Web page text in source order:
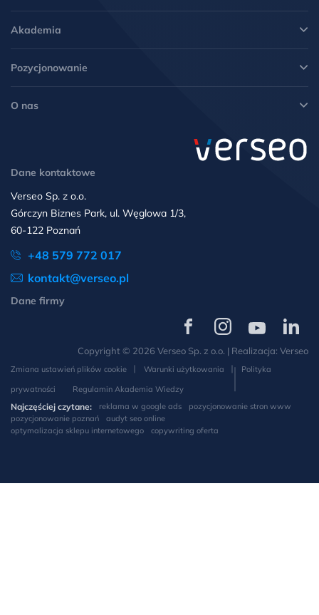
Akademia
Pozycjonowanie
O nas
Verseo
Facebooku
Verseo
na
Instagramie
na
YouTube
Verseo
na
LinkedIn
Dane kontaktowe
Verseo Sp. z o.o.
Górczyn Biznes Park, ul. Węglowa 1/3,
60-122 Poznań
+48 579 772 017
kontakt@verseo.pl
Dane firmy
Copyright © 2026 Verseo Sp. z o.o. | Realizacja: Verseo
Zmiana ustawień plików cookie Warunki użytkowania
Polityka
prywatności
Regulamin Akademia Wiedzy
Najczęściej czytane: reklama w google ads
pozycjonowanie stron www
pozycjonowanie poznań
audyt seo online
optymalizacja sklepu internetowego
copywriting oferta